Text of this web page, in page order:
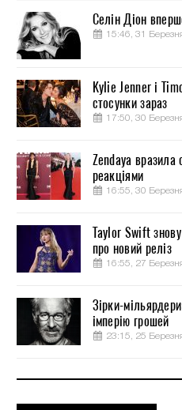
Селін Діон
15:46, 31
Kylie Jenner і
стосунки зараз
17:50, 30
Zendaya вразила
реакціями
16:55, 30
Taylor Swift
про новий реліз
16:55, 27
Зірки-
імперію грошей
23:15, 25